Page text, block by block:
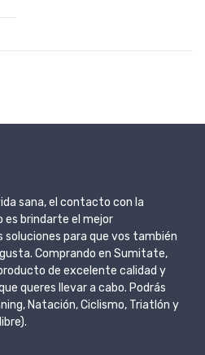
sana, el contacto con la
brindarte el mejor
para que vos también
Comprando en Sumitate,
de excelente calidad y
queres llevar a cabo. Podrás
Natación, Ciclismo, Triatlón y